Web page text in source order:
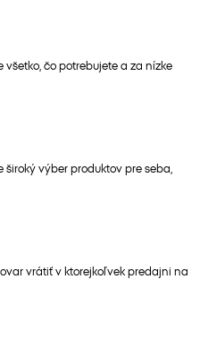
čo potrebujete a za nízke
výber produktov pre seba,
vrátiť v ktorejkoľvek predajni na